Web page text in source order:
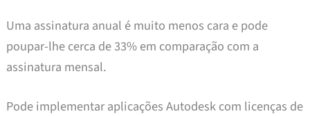
Uma assinatura anual é muito menos cara e pode
poupar-lhe cerca de 33% em comparação com a
assinatura mensal.
Pode implementar aplicações Autodesk com licenças de